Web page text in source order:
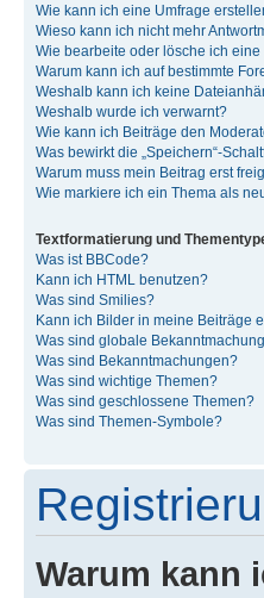
Wie kann ich eine Umfrage
Wieso kann ich nicht mehr
Wie bearbeite oder lösche ich eine
Warum kann ich auf bestimmte
Weshalb kann ich keine
Weshalb wurde ich verwarnt?
Wie kann ich Beiträge den
Was bewirkt die „Speichern“-
Warum muss mein Beitrag erst
Wie markiere ich ein Thema als
Textformatierung und
Was ist BBCode?
Kann ich HTML benutzen?
Was sind Smilies?
Kann ich Bilder in meine Beiträge
Was sind globale
Was sind Bekanntmachungen?
Was sind wichtige Themen?
Was sind geschlossene Themen?
Was sind Themen-Symbole?
Warum kann